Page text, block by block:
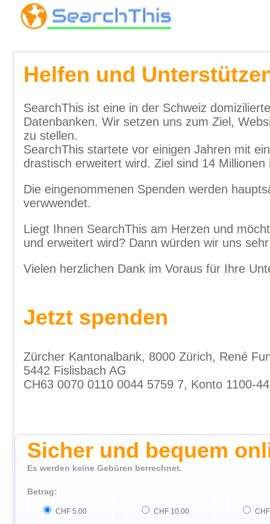
Helfen und
SearchThis ist eine in der Schweiz
Datenbanken. Wir setzen uns zum Ziel,
zu stellen.
SearchThis startete vor einigen Jahren mit
drastisch erweitert wird. Ziel sind 14
Die eingenommenen Spenden werden
verwwendet.
Liegt Ihnen SearchThis am Herzen und
und erweitert wird? Dann würden wir uns
Vielen herzlichen Dank im Voraus für Ihre
Jetzt spenden
Zürcher Kantonalbank, 8000 Zürich, René
5442 Fislisbach AG
CH63 0070 0110 0044 5759 7, Konto 1100-
Sicher und bequem
Es werden keine Gebüren berrechnet.
Betrag:
CHF 5.00 CHF 10.00